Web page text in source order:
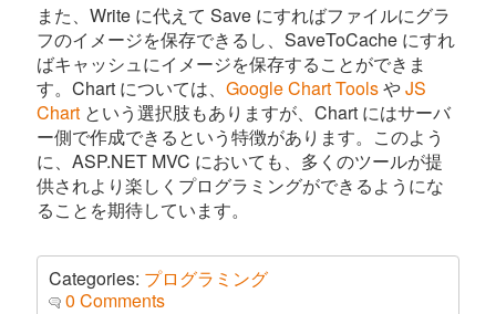
また、Write に代えて Save にすればファイルにグラ
フのイメージを保存できるし、SaveToCache にすれ
ばキャッシュにイメージを保存することができま
す。Chart については、 Google Chart ToolsやJS
Chart という選択肢もありますが、Chart にはサーバ
ー側で作成できるという特徴があります。このよう
に、ASP.NET MVC においても、多くのツールが提
供されより楽しくプログラミングができるようにな
ることを期待しています。
Categories: プログラミング
0 Comments